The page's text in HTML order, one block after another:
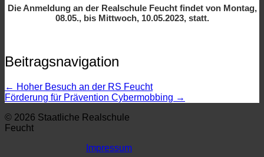
Die Anmeldung an der Realschule Feucht findet von Montag,
08.05., bis Mittwoch, 10.05.2023, statt.
Beitragsnavigation
← Hoher Besuch an der RS Feucht
Förderung für Prävention Cybermobbing →
© 2026 Staatliche Realschule
Feucht
Impressum